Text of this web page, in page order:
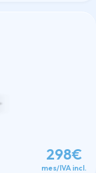
298€
mes/IVA incl.